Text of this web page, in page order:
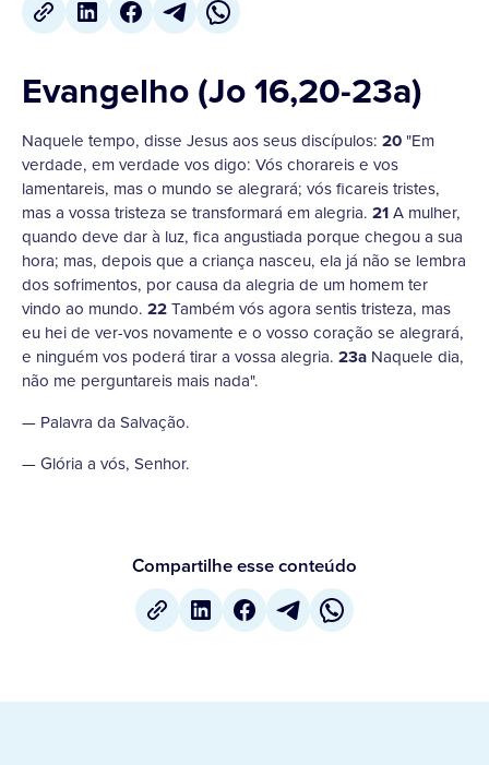
Evangelho (Jo 16,20-23a)
Naquele tempo, disse Jesus aos seus discípulos: 20 "Em
verdade, em verdade vos digo: Vós chorareis e vos
lamentareis, mas o mundo se alegrará; vós ficareis tristes,
mas a vossa tristeza se transformará em alegria. 21A mulher,
quando deve dar à luz, fica angustiada porque chegou a sua
hora; mas, depois que a criança nasceu, ela já não se lembra
dos sofrimentos, por causa da alegria de um homem ter
vindo ao mundo. 22Também vós agora sentis tristeza, mas
eu hei de ver-vos novamente e o vosso coração se alegrará,
e ninguém vos poderá tirar a vossa alegria. 23a Naquele dia,
não me perguntareis mais nada".
— Palavra da Salvação.
— Glória a vós, Senhor.
Compartilhe esse conteúdo